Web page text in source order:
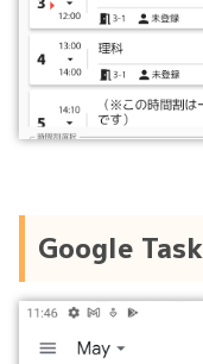
Google